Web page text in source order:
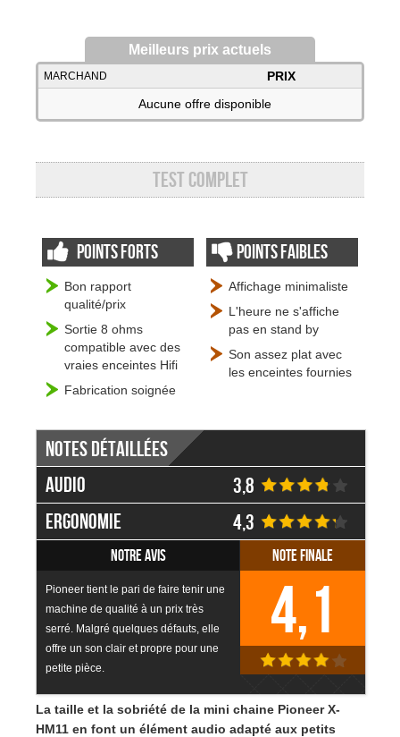
Meilleurs prix actuels
MARCHAND
PRIX
Aucune offre disponible
Test complet
Points forts
Bon rapport
qualité/prix
Sortie 8 ohms
compatible avec des
vraies enceintes Hifi
Fabrication soignée
Points faibles
Affichage minimaliste
L'heure ne s'affiche
pas en stand by
Son assez plat avec
les enceintes fournies
Notes détaillées
Audio
3,8
Ergonomie
4,3
Notre avis
Pioneer tient le pari de faire tenir une
machine de qualité à un prix très
serré. Malgré quelques défauts, elle
offre un son clair et propre pour une
petite pièce.
Note finale
4,1
La taille et la sobriété de la mini chaine Pioneer X-
HM11 en font un élément audio adapté aux petits